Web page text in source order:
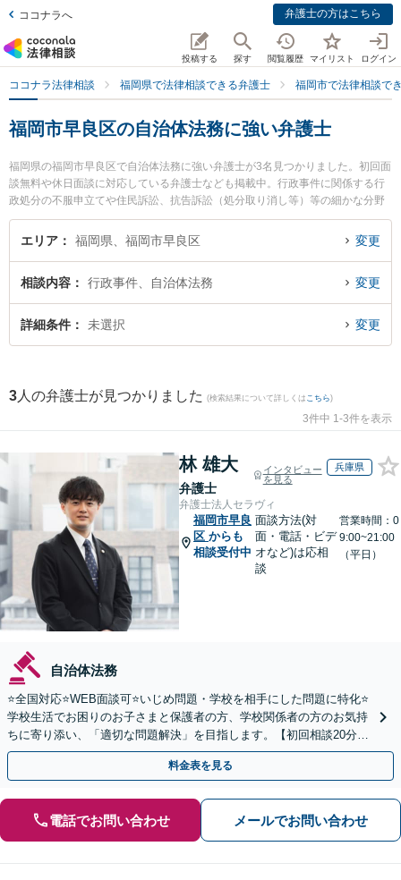
ココナラへ 弁護士の方はこちら
投稿する 探す 閲覧履歴 マイリスト ログイン
ココナラ法律相談 福岡県で法律相談できる弁護士 福岡市で法律相談で
福岡市早良区の自治体法務に強い弁護士
福岡県の福岡市早良区で自治体法務に強い弁護士が3名見つかりました。初回面
談無料や休日面談に対応している弁護士なども掲載中。行政事件に関係する行
政処分の不服申立てや住民訴訟、抗告訴訟（処分取り消し等）等の細かな分野
での絞り込み検索もでき便利です。特に平田すぐる法律事務所の平田 卓弁護士
や日の出総合法律事務所の下村 訓弘弁護士、弁護士法人コイノニア（コイノニ
ラブルを今すぐに弁護士に相談したい』『自治体法務のトラブル解決の実績豊
富な近くの弁護士を検索したい』『初回相談無料で自治体法務を法律相談でき
る福岡市早良区内の弁護士に相談予約したい』などでお困りの相談者さんにお
エリア 福岡県、福岡市早良区 変更
相談内容 行政事件、自治体法務 変更
詳細条件 未選択 変更
3 人の弁護士が見つかりました (検索結果について詳しくは こちら)
3件中 1-3件を表示
林 雄大
弁護士
インタビュー
を見る
兵庫県
弁護士法人セラヴィ
福岡市早良
区 からも
相談受付中
面談方法(対
面・電話・ビデ
オなど)は応相
談
営業時間：0
9:00~21:00
（平日）
自治体法務
⭐️全国対応⭐️WEB面談可⭐️いじめ問題・学校を相手にした問題に特化⭐️
学校生活でお困りのお子さまと保護者の方、学校関係者の方のお気持
ちに寄り添い、「適切な問題解決」を目指します。【初回相談20分無
料】
料金表を見る
電話でお問い合わせ メールでお問い合わせ